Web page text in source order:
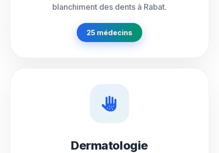
blanchiment des dents à Rabat.
25 médecins
Dermatologie